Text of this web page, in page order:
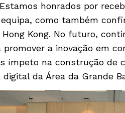
honrados por
como também
Kong. No futuro,
a inovação em
ímpeto na construção de
da Área da Grande